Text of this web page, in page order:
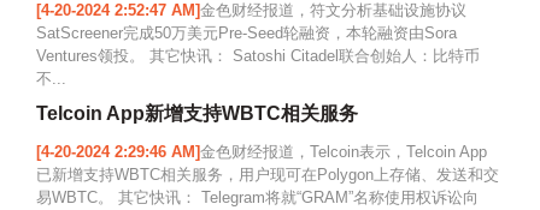
[4-20-2024 2:52:47 AM]金色财经报道，符文分析基础设施协议
SatScreener完成50万美元Pre-Seed轮融资，本轮融资由Sora
Ventures领投。 其它快讯： Satoshi Citadel联合创始人：比特币
不...
Telcoin App新增支持WBTC相关服务
[4-20-2024 2:29:46 AM]金色财经报道，Telcoin表示，Telcoin App
已新增支持WBTC相关服务，用户现可在Polygon上存储、发送和交
易WBTC。 其它快讯： Telegram将就“GRAM”名称使用权诉讼向